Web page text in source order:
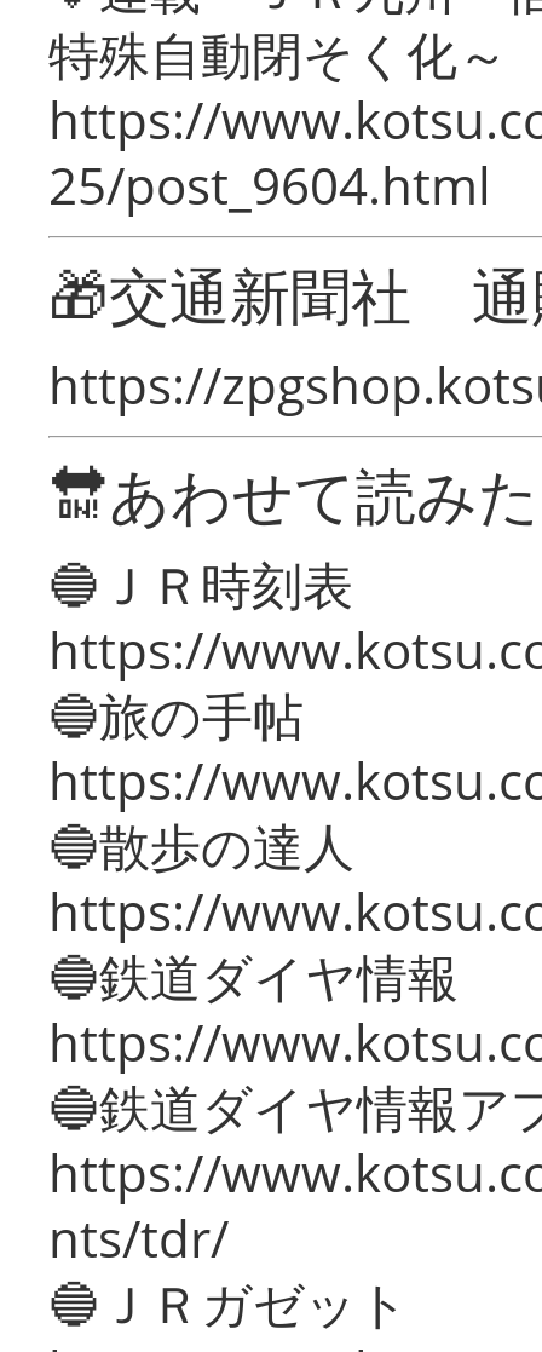
特殊自動閉そく化～
https://
25/post_9604.html
🎁交通新聞社
https://
🔛あわせて読み
🔵ＪＲ時刻表
https://
🔵旅の手帖
https://
🔵散歩の達人
https://
🔵鉄道ダイヤ情報
https://
🔵鉄道ダイヤ情報ア
https://
nts/tdr/
🔵ＪＲガゼット